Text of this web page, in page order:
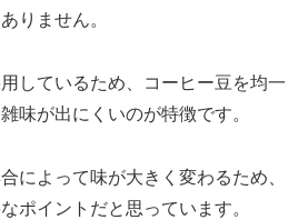
りません。
しているため、コーヒー豆を均一
味が出にくいのが特徴です。
によって味が大きく変わるため、
ポイントだと思っています。